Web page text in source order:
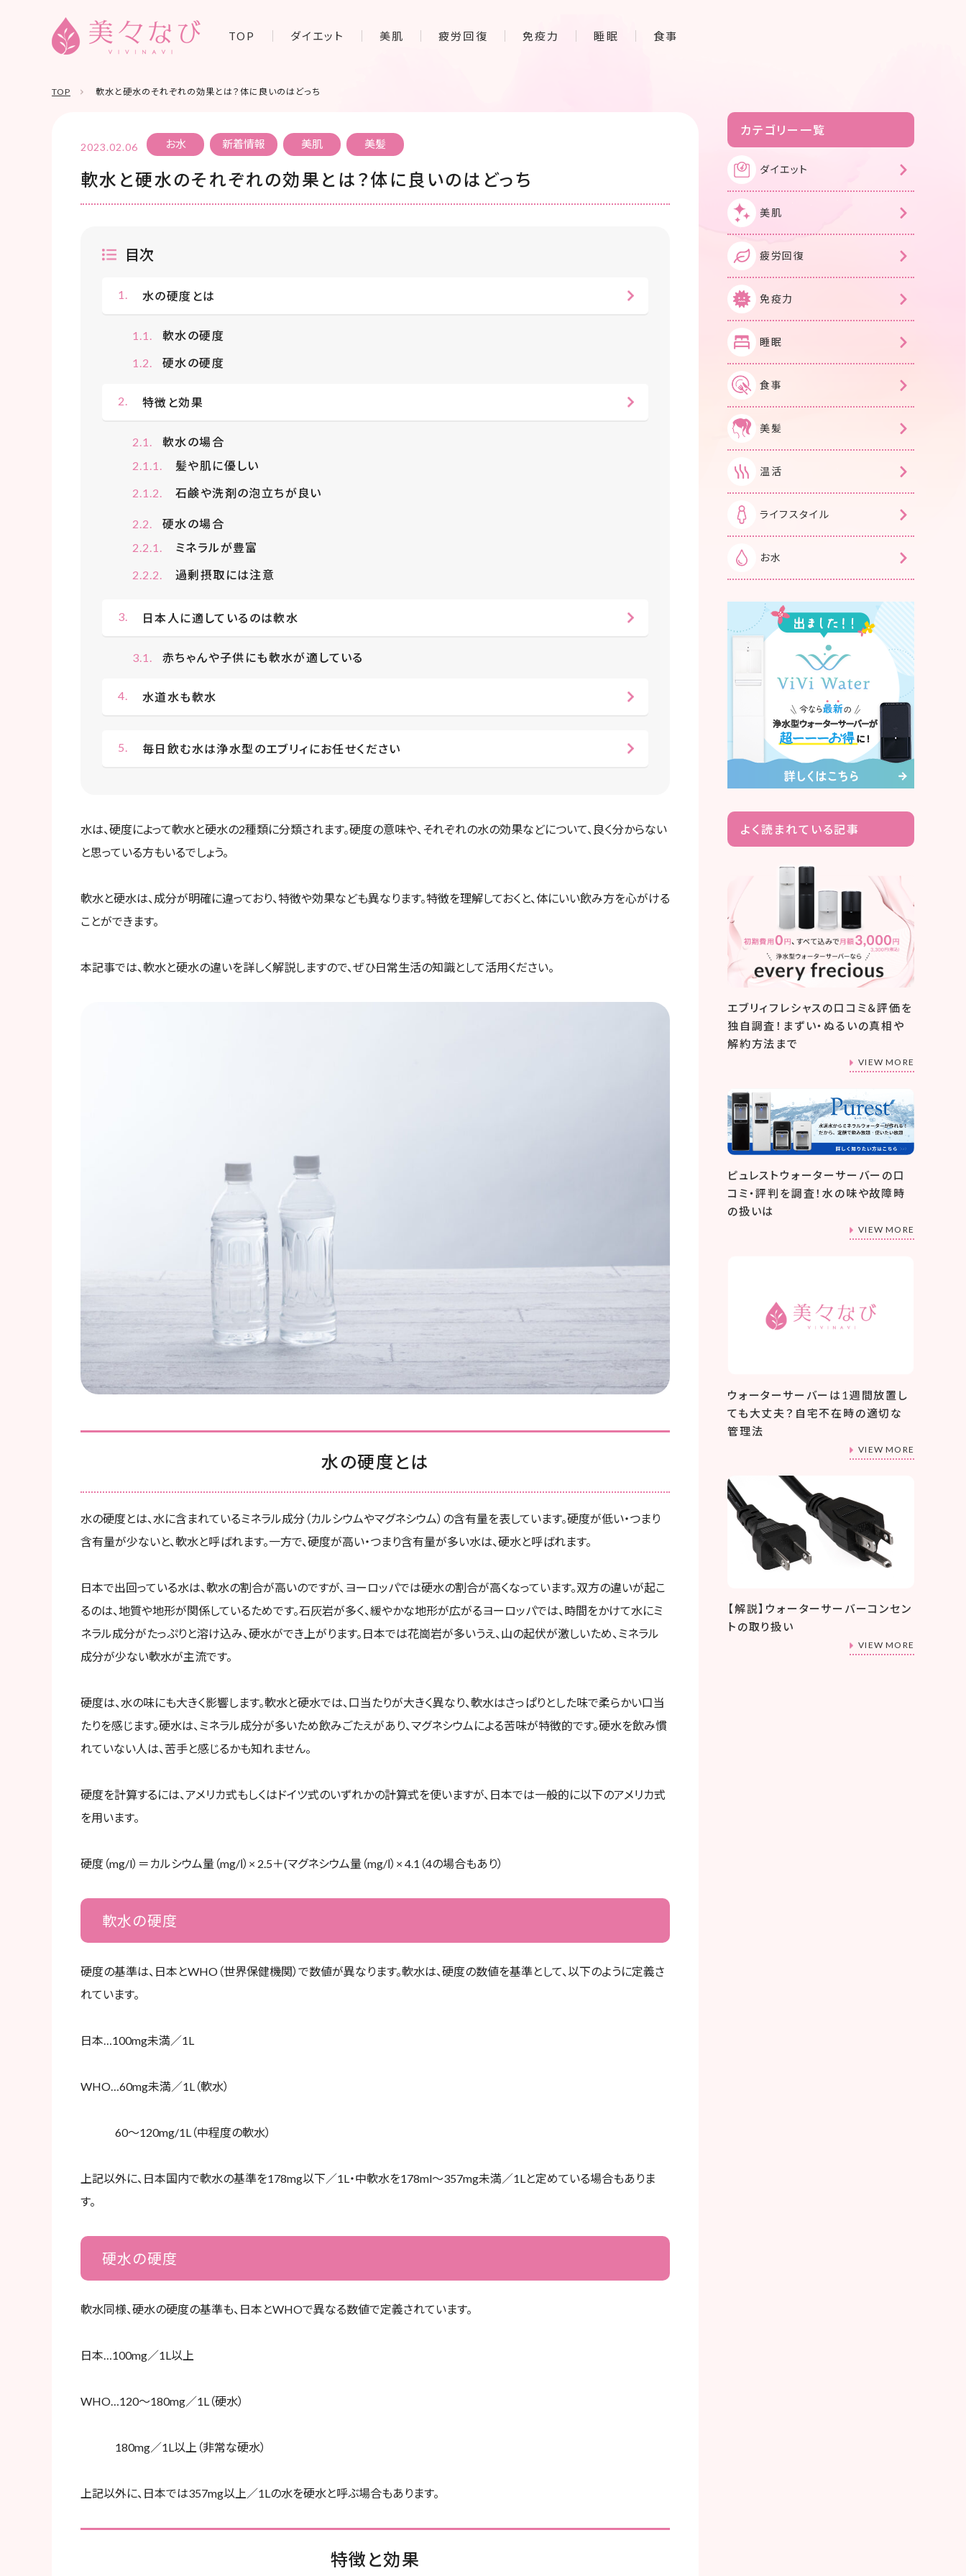
TOP ダイエット 美肌 疲労回復 免疫力 睡眠 食事
TOP 軟水と硬水のそれぞれの効果とは？体に良いのはどっち
2023.02.06 お水 新着情報 美肌 美髪
軟水と硬水のそれぞれの効果とは？体に良いのはどっち
目次
水の硬度とは
軟水の硬度
硬水の硬度
特徴と効果
軟水の場合
髪や肌に優しい
石鹸や洗剤の泡立ちが良い
硬水の場合
ミネラルが豊富
過剰摂取には注意
日本人に適しているのは軟水
赤ちゃんや子供にも軟水が適している
水道水も軟水
毎日飲む水は浄水型のエブリィにお任せください
水は、硬度によって軟水と硬水の2種類に分類されます。硬度の意味や、それぞれの水の効果などについて、良く分からない
と思っている方もいるでしょう。
軟水と硬水は、成分が明確に違っており、特徴や効果なども異なります。特徴を理解しておくと、体にいい飲み方を心がける
ことができます。
本記事では、軟水と硬水の違いを詳しく解説しますので、ぜひ日常生活の知識として活用ください。
水の硬度とは
水の硬度とは、水に含まれているミネラル成分（カルシウムやマグネシウム）の含有量を表しています。硬度が低い・つまり
含有量が少ないと、軟水と呼ばれます。一方で、硬度が高い・つまり含有量が多い水は、硬水と呼ばれます。
日本で出回っている水は、軟水の割合が高いのですが、ヨーロッパでは硬水の割合が高くなっています。双方の違いが起こ
るのは、地質や地形が関係しているためです。石灰岩が多く、緩やかな地形が広がるヨーロッパでは、時間をかけて水にミ
ネラル成分がたっぷりと溶け込み、硬水ができ上がります。日本では花崗岩が多いうえ、山の起伏が激しいため、ミネラル
成分が少ない軟水が主流です。
硬度は、水の味にも大きく影響します。軟水と硬水では、口当たりが大きく異なり、軟水はさっぱりとした味で柔らかい口当
たりを感じます。硬水は、ミネラル成分が多いため飲みごたえがあり、マグネシウムによる苦味が特徴的です。硬水を飲み慣
れていない人は、苦手と感じるかも知れません。
硬度を計算するには、アメリカ式もしくはドイツ式のいずれかの計算式を使いますが、日本では一般的に以下のアメリカ式
を用います。
硬度（mg/l）＝カルシウム量（mg/ⅼ）× 2.5＋(マグネシウム量（mg/ⅼ）× 4.1（4の場合もあり）
軟水の硬度
硬度の基準は、日本とWHO（世界保健機関）で数値が異なります。軟水は、硬度の数値を基準として、以下のように定義さ
れています。
日本…100mg未満／1L
WHO…60mg未満／1L（軟水）
60～120mg/1L（中程度の軟水）
上記以外に、日本国内で軟水の基準を178mg以下／1L・中軟水を178ml～357mg未満／1Lと定めている場合もありま
す。
硬水の硬度
軟水同様、硬水の硬度の基準も、日本とWHOで異なる数値で定義されています。
日本…100mg／1L以上
WHO…120～180mg／1L（硬水）
180mg／1L以上（非常な硬水）
上記以外に、日本では357mg以上／1Lの水を硬水と呼ぶ場合もあります。
特徴と効果
カテゴリー一覧
ダイエット
美肌
疲労回復
免疫力
睡眠
食事
美髪
温活
ライフスタイル
お水
よく読まれている記事
エブリィフレシャスの口コミ＆評価を
独自調査！まずい・ぬるいの真相や
解約方法まで
VIEW MORE
ピュレストウォーターサーバーの口
コミ・評判を調査！水の味や故障時
の扱いは
VIEW MORE
ウォーターサーバーは1週間放置し
ても大丈夫？自宅不在時の適切な
管理法
VIEW MORE
【解説】ウォーターサーバーコンセン
トの取り扱い
VIEW MORE